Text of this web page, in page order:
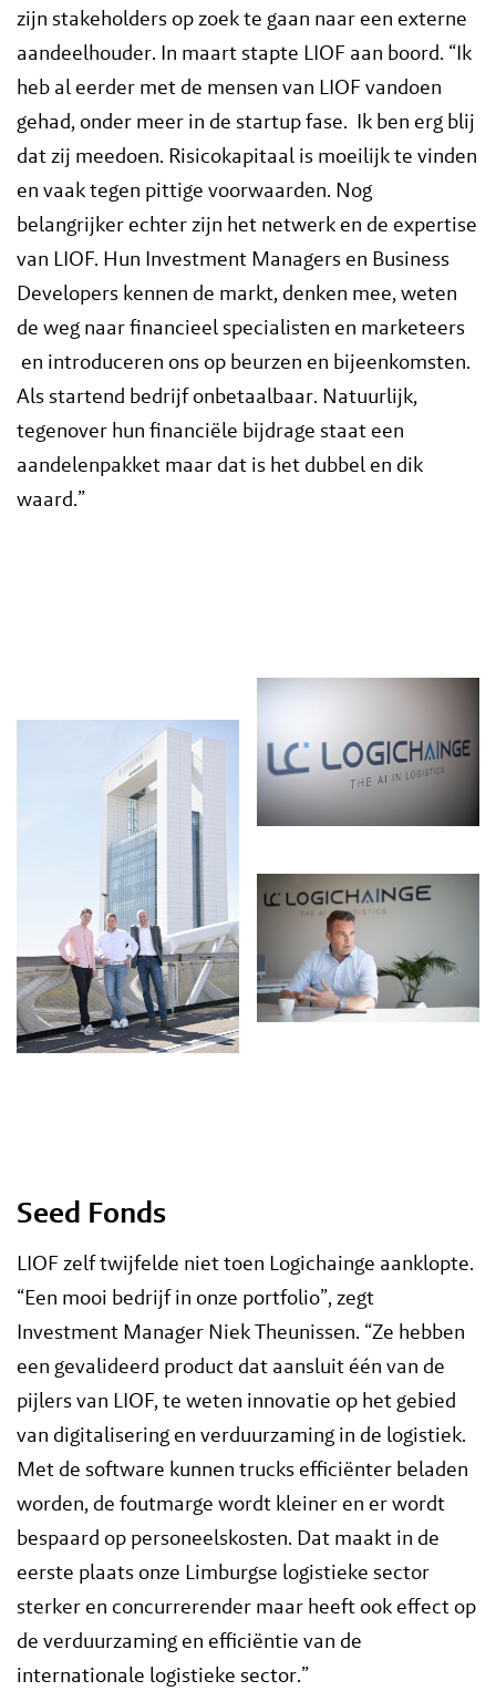
zijn stakeholders op zoek te gaan naar een externe
aandeelhouder. In maart stapte LIOF aan boord. “Ik
heb al eerder met de mensen van LIOF vandoen
gehad, onder meer in de startup fase. Ik ben erg blij
dat zij meedoen. Risicokapitaal is moeilijk te vinden
en vaak tegen pittige voorwaarden. Nog
belangrijker echter zijn het netwerk en de expertise
van LIOF. Hun Investment Managers en Business
Developers kennen de markt, denken mee, weten
de weg naar financieel specialisten en marketeers
en introduceren ons op beurzen en bijeenkomsten.
Als startend bedrijf onbetaalbaar. Natuurlijk,
tegenover hun financiële bijdrage staat een
aandelenpakket maar dat is het dubbel en dik
waard.”
Seed Fonds
LIOF zelf twijfelde niet toen Logichainge aanklopte.
“Een mooi bedrijf in onze portfolio”, zegt
Investment Manager Niek Theunissen. “Ze hebben
een gevalideerd product dat aansluit één van de
pijlers van LIOF, te weten innovatie op het gebied
van digitalisering en verduurzaming in de logistiek.
Met de software kunnen trucks efficiënter beladen
worden, de foutmarge wordt kleiner en er wordt
bespaard op personeelskosten. Dat maakt in de
eerste plaats onze Limburgse logistieke sector
sterker en concurrerender maar heeft ook effect op
de verduurzaming en efficiëntie van de
internationale logistieke sector.”